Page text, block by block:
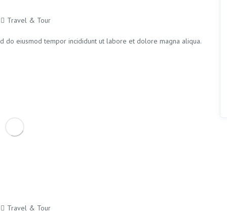
Travel & Tour
do eiusmod tempor incididunt ut labore et dolore magna aliqua.
Travel & Tour